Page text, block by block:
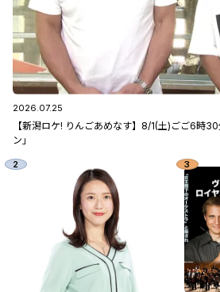
2026.07.25
【新潟ロケ! りんごあめなす】8/1(土)ごご6時
ン」